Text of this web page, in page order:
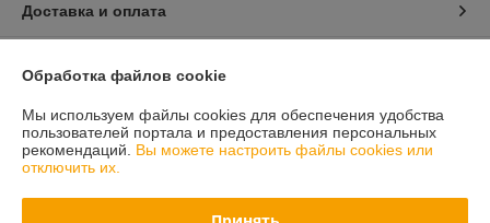
Доставка и оплата
Полная версия сайта
Политика обработки cookies
Сайт создан на платформе Deal.by
Обработка файлов cookie
Мы используем файлы cookies для обеспечения удобства
пользователей портала и предоставления персональных
рекомендаций. Вы можете настроить файлы cookies или
отключить их.